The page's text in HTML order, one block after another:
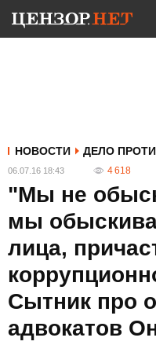
НОВОСТИ ДЕЛО
06.07.16 18:43 4 618
"Мы не
мы
лица,
Сытник про
адвокатов